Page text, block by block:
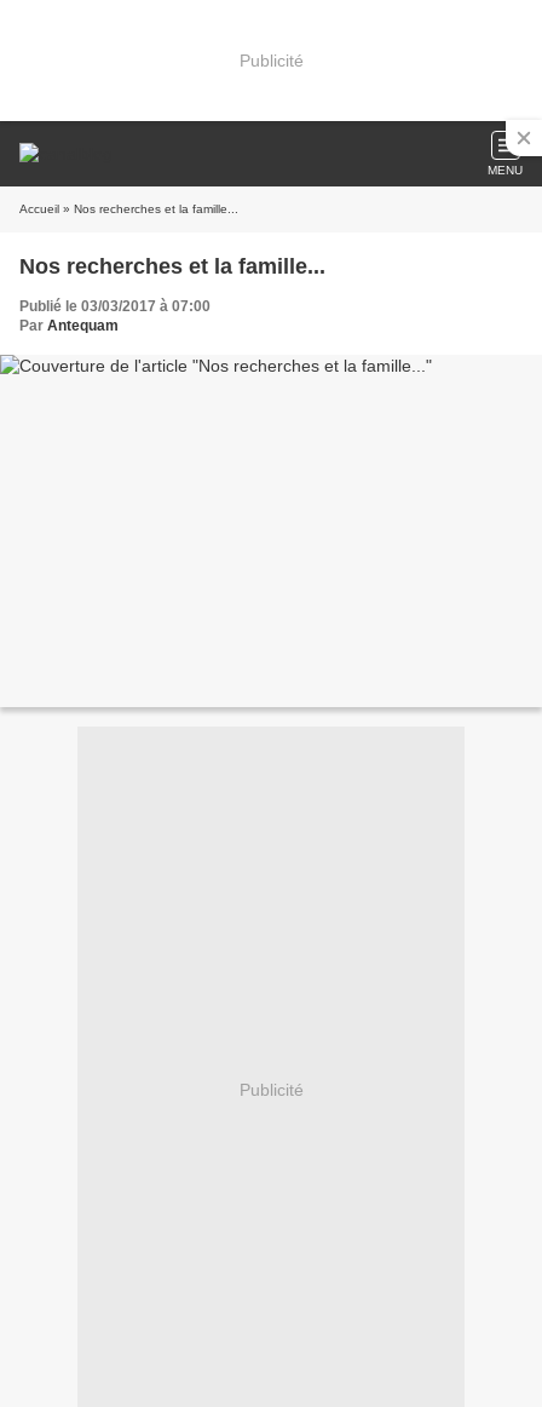
Publicité
MENU
Accueil » Nos recherches et la famille...
Nos recherches et la famille...
Publié le 03/03/2017 à 07:00
Par Antequam
Publicité